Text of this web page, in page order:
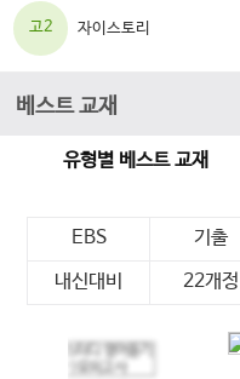
고2 자이스토리
베스트 교재
유형별 베스트 교재
EBS 기출
내신대비
22개정